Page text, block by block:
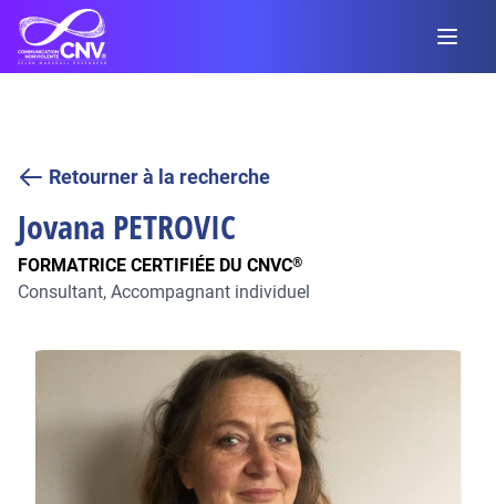
Retourner à la recherche
Jovana PETROVIC
FORMATRICE CERTIFIÉE DU CNVC®
Consultant, Accompagnant individuel